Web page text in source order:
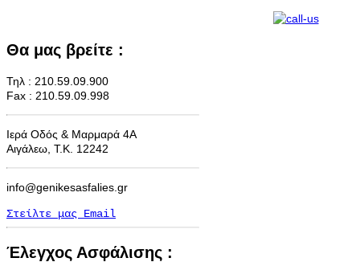
Θα μας βρείτε :
Τηλ : 210.59.09.900
Fax : 210.59.09.998
Ιερά Οδός & Μαρμαρά 4Α
Αιγάλεω, Τ.Κ. 12242
info@genikesasfalies.gr
Στείλτε μας Email
Έλεγχος Ασφάλισης :